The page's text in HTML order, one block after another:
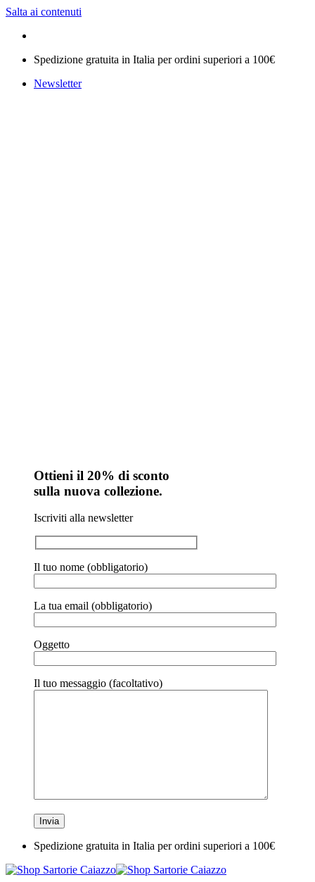
Salta ai contenuti
Spedizione gratuita in Italia per ordini superiori a 100€
Newsletter
Ottieni il 20% di sconto
sulla nuova collezione.
Iscriviti alla newsletter
Il tuo nome (obbligatorio)
La tua email (obbligatorio)
Oggetto
Il tuo messaggio (facoltativo)
Spedizione gratuita in Italia per ordini superiori a 100€